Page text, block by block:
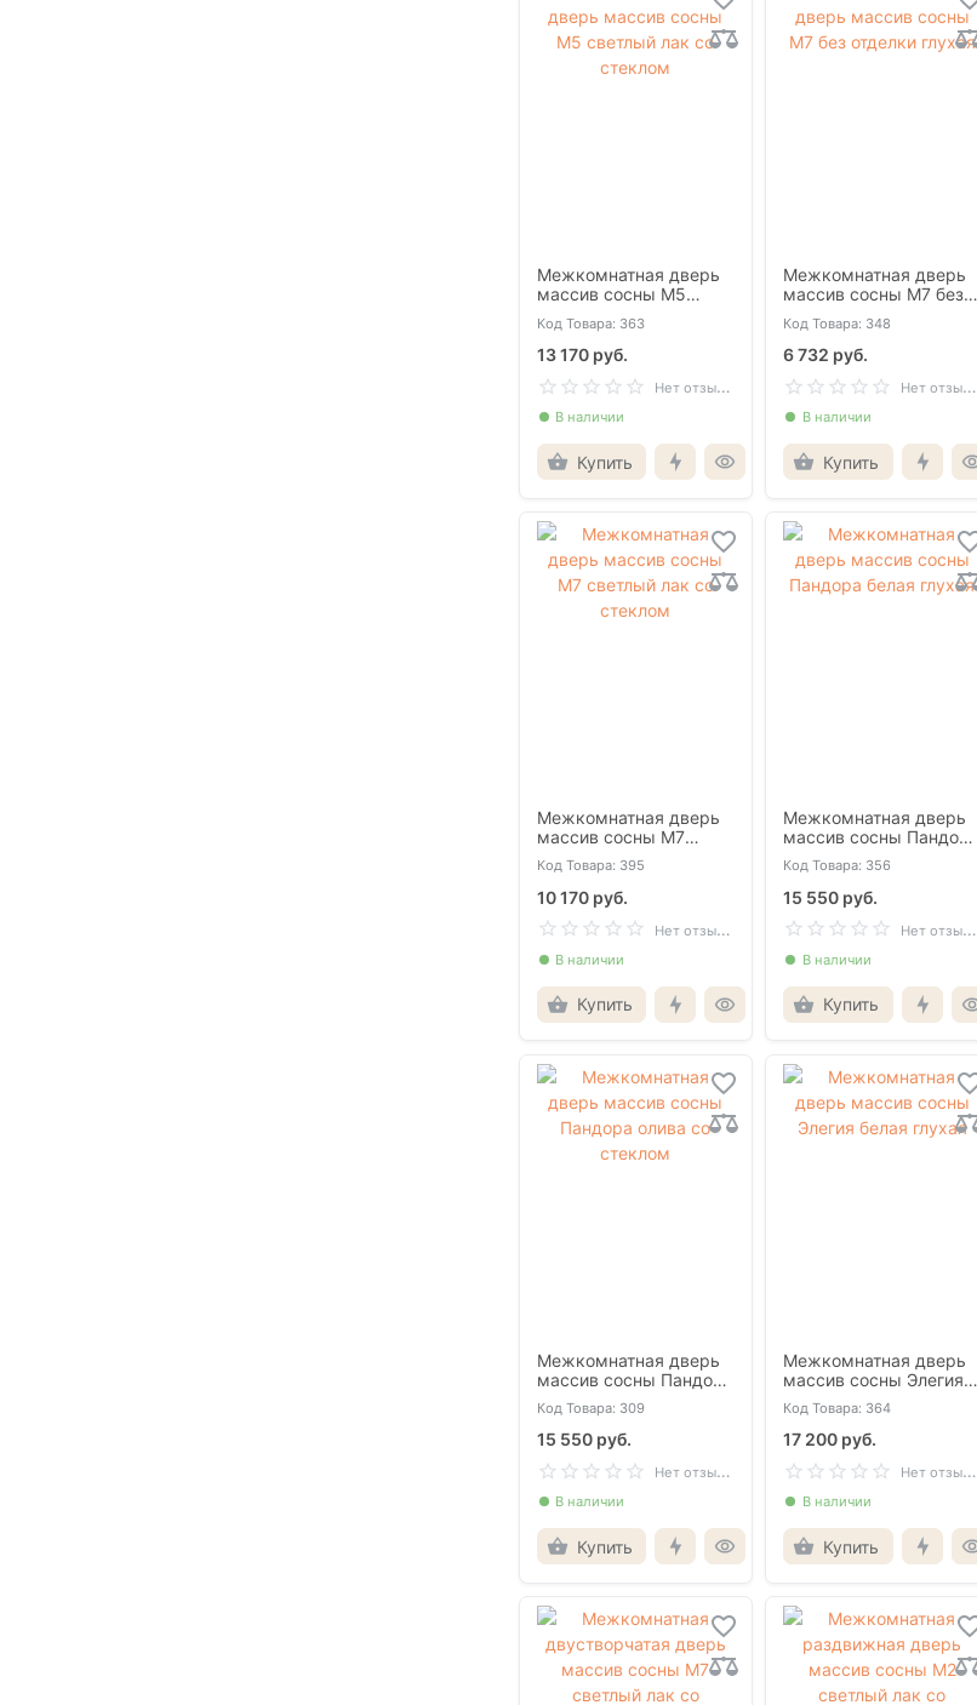
Межкомнатная дверь
массив сосны М5
светлый лак со
стеклом
Код Товара: 363
13 170 руб.
Н
ет отзывов
В наличии
Купить
Межкомнатная дверь
массив сосны М7 без
отделки глухая
Код Товара: 348
6 732 руб.
Н
ет отзывов
В наличии
Купить
Межкомнатная дверь
массив сосны М7
светлый лак со
стеклом
Код Товара: 395
10 170 руб.
Н
ет отзывов
В наличии
Купить
Межкомнатная дверь
массив сосны Пандора
белая глухая
Код Товара: 356
15 550 руб.
Н
ет отзывов
В наличии
Купить
Межкомнатная дверь
массив сосны Пандора
олива со стеклом
Код Товара: 309
15 550 руб.
Н
ет отзывов
В наличии
Купить
Межкомнатная дверь
массив сосны Элегия
белая глухая
Код Товара: 364
17 200 руб.
Н
ет отзывов
В наличии
Купить